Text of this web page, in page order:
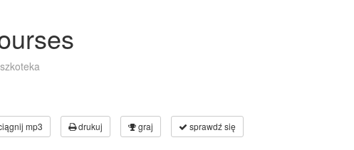
mp3 drukuj graj sprawdź się